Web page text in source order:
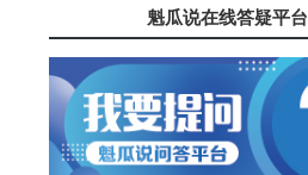
魁瓜说在线答疑平台